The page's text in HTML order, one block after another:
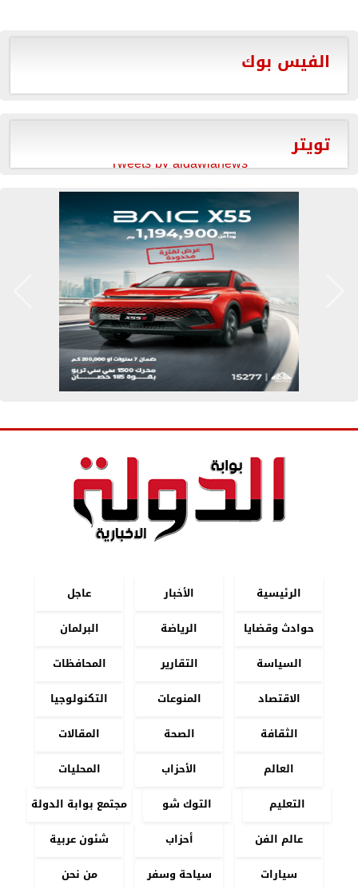
الفيس بوك
تويتر
Tweets by aldawlanews
الرئيسية الأخبار
عاجل
حوادث وقضايا
الرياضة
البرلمان
السياسة
التقارير
المحافظات
الاقتصاد
المنوعات
التكنولوجيا
الثقافة
الصحة
المقالات
العالم
الأحزاب
المحليات
التعليم
التوك شو
مجتمع بوابة الدولة
عالم الفن
أحزاب
شئون عربية
سيارات
سياحة وسفر من نحن